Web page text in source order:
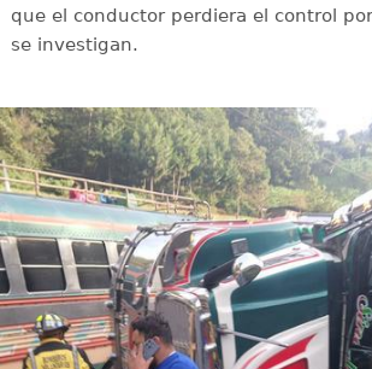
que el conductor perdiera el control
se investigan.